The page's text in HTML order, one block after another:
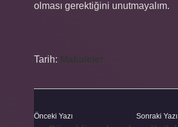
olması gerektiğini unutmayalım.
Tarih:
Önceki Yazı Sonraki Yazı